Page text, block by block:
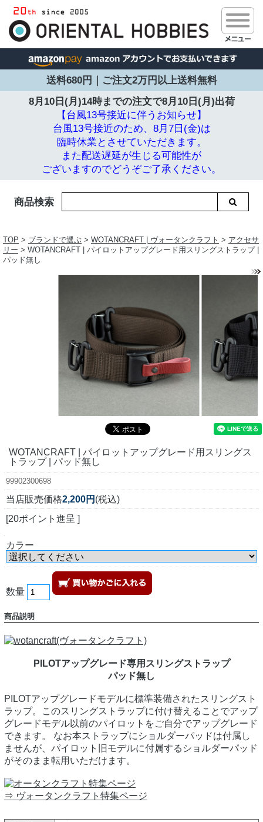
送料680円｜ご注文2万円以上送料無料
8月10日(月)14時までの注文で8月10日(月)出荷
【台風13号接近に伴うお知らせ】
台風13号接近のため、8月7日(金)は
臨時休業とさせていただきます。
また配送遅延が生じる可能性が
ございますのでどうぞご了承ください。
商品検索
TOP > ブランドで選ぶ > WOTANCRAFT | ヴォータンクラフト > アクセサ
リー > WOTANCRAFT | パイロットアップグレード用スリングストラップ |
パッド無し
WOTANCRAFT | パイロットアップグレード用スリングス
トラップ | パッド無し
99902300698
当店販売価格2,200円 (税込)
[20ポイント進呈 ]
カラー
数量
商品説明
PILOTアップグレード専用スリングストラップ
パッド無し
PILOTアップグレードモデルに標準装備されたスリングスト
ラップ。このスリングストラップに付け替えることでアップ
グレードモデル以前のパイロットをご自分でアップグレード
できます。 なお本ストラップにショルダーパッドは付属し
ませんが、パイロット旧モデルに付属するショルダーパッド
がそのまま転用いただけます。
⇒ ヴォータンクラフト特集ページ